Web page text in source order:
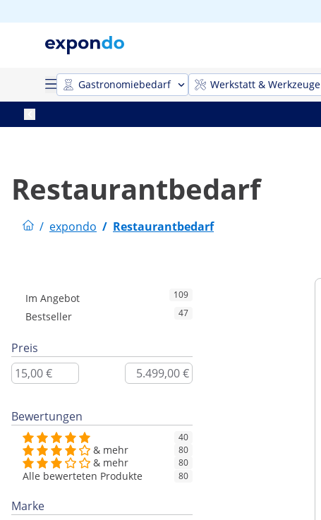
Gastronomiebedarf Werkstatt & Werkzeuge
Restaurantbedarf
/ expondo / Restaurantbedarf
Im Angebot 109
Bestseller 47
Preis
Bewertungen
40
& mehr 80
& mehr 80
Alle bewerteten Produkte 80
Marke